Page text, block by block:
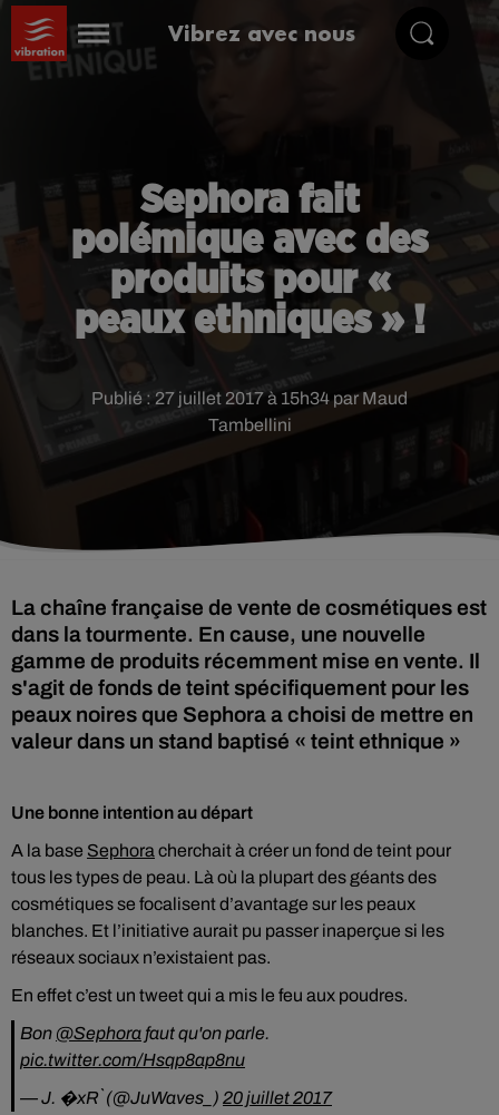
Vibrez avec nous
Sephora fait
polémique avec des
produits pour «
peaux ethniques » !
Publié : 27 juillet 2017 à 15h34 par Maud
Tambellini
La chaîne française de vente de cosmétiques est
dans la tourmente. En cause, une nouvelle
gamme de produits récemment mise en vente. Il
s'agit de fonds de teint spécifiquement pour les
peaux noires que Sephora a choisi de mettre en
valeur dans un stand baptisé « teint ethnique »
Une bonne intention au départ
A la base Sephora cherchait à créer un fond de teint pour
tous les types de peau. Là où la plupart des géants des
cosmétiques se focalisent d’avantage sur les peaux
blanches. Et l’initiative aurait pu passer inaperçue si les
réseaux sociaux n’existaient pas.
En effet c’est un tweet qui a mis le feu aux poudres.
Bon @Sephora faut qu'on parle.
pic.twitter.com/Hsqp8ap8nu
— J. �xR` (@JuWaves_) 20 juillet 2017